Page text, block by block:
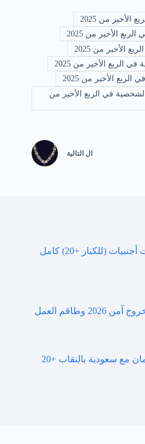
من 2025
الأخير من 2025
من 2025
الأخير من 2025
الأخير من 2025
في الربع الأخير من
ال التالية
مقطع انطونيو سليمان مع 5 بنات أجنبيات (للكبار +20) كامل
وطاقم العمل
“للكيار فقط” فيلم انطونيو سليمان مع سعودية بالنقاب +20